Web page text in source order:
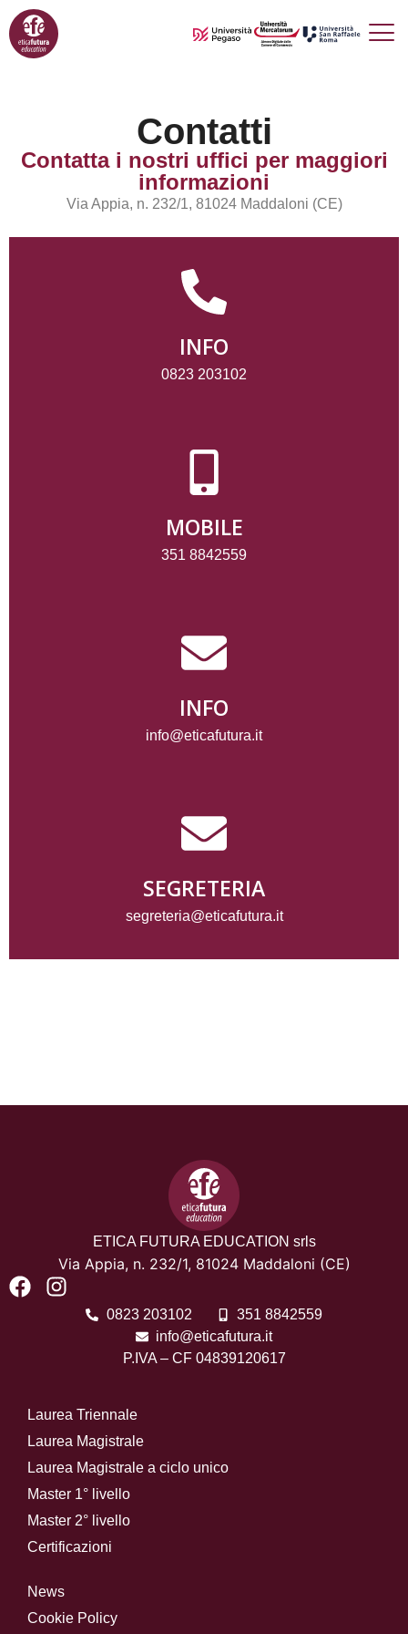
Contatti
Contatta i nostri uffici per maggiori
informazioni
Via Appia, n. 232/1, 81024 Maddaloni (CE)
INFO
0823 203102
MOBILE
351 8842559
INFO
info@eticafutura.it
SEGRETERIA
segreteria@eticafutura.it
ETICA FUTURA EDUCATION srls
Via Appia, n. 232/1, 81024 Maddaloni (CE)
0823 203102
351 8842559
info@eticafutura.it
P.IVA – CF 04839120617
Laurea Triennale
Laurea Magistrale
Laurea Magistrale a ciclo unico
Master 1° livello
Master 2° livello
Certificazioni
News
Cookie Policy